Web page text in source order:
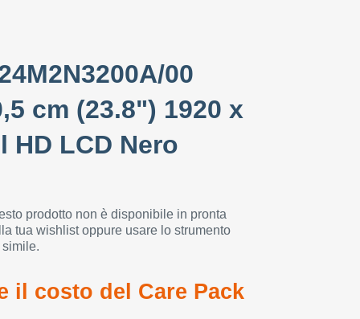
00
cm (23.8") 1920 x
HD LCD Nero
prodotto non è disponibile in pronta
tua wishlist oppure usare lo strumento
simile.
il costo del Care Pack